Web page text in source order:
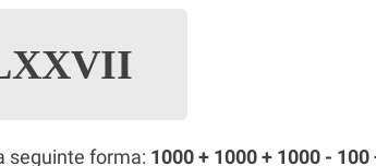
seguinte forma: 1000 + 1000 + 1000 - 100